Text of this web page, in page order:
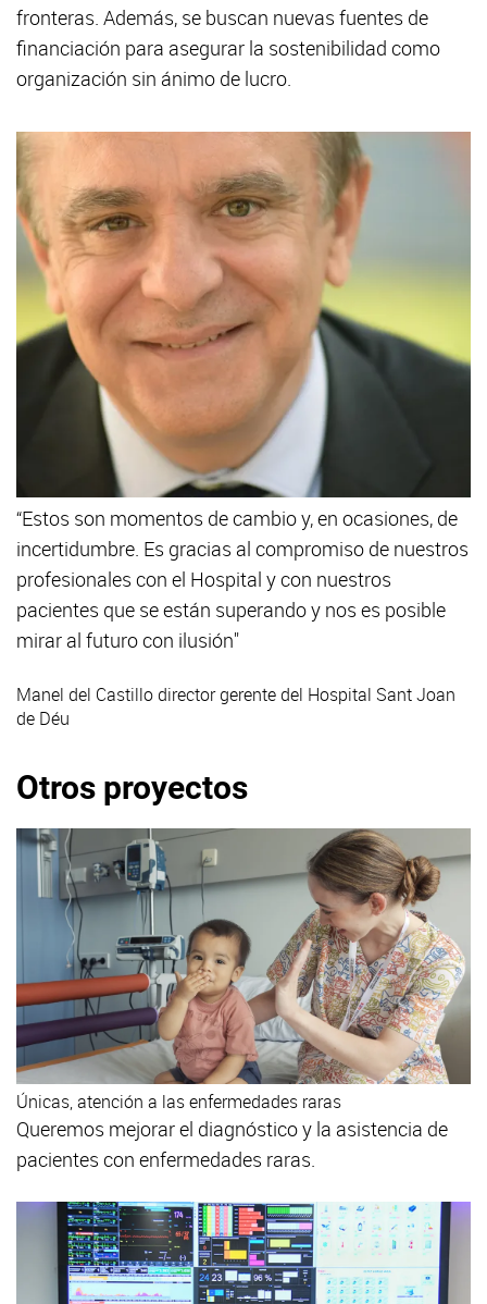
fronteras. Además, se buscan nuevas fuentes de
financiación para asegurar la sostenibilidad como
organización sin ánimo de lucro.
“Estos son momentos de cambio y, en ocasiones, de
incertidumbre. Es gracias al compromiso de nuestros
profesionales con el Hospital y con nuestros
pacientes que se están superando y nos es posible
mirar al futuro con ilusión"
Manel del Castillodirector gerente del Hospital Sant Joan
de Déu
Otros proyectos
Únicas, atención a las enfermedades raras
Queremos mejorar el diagnóstico y la asistencia de
pacientes con enfermedades raras.